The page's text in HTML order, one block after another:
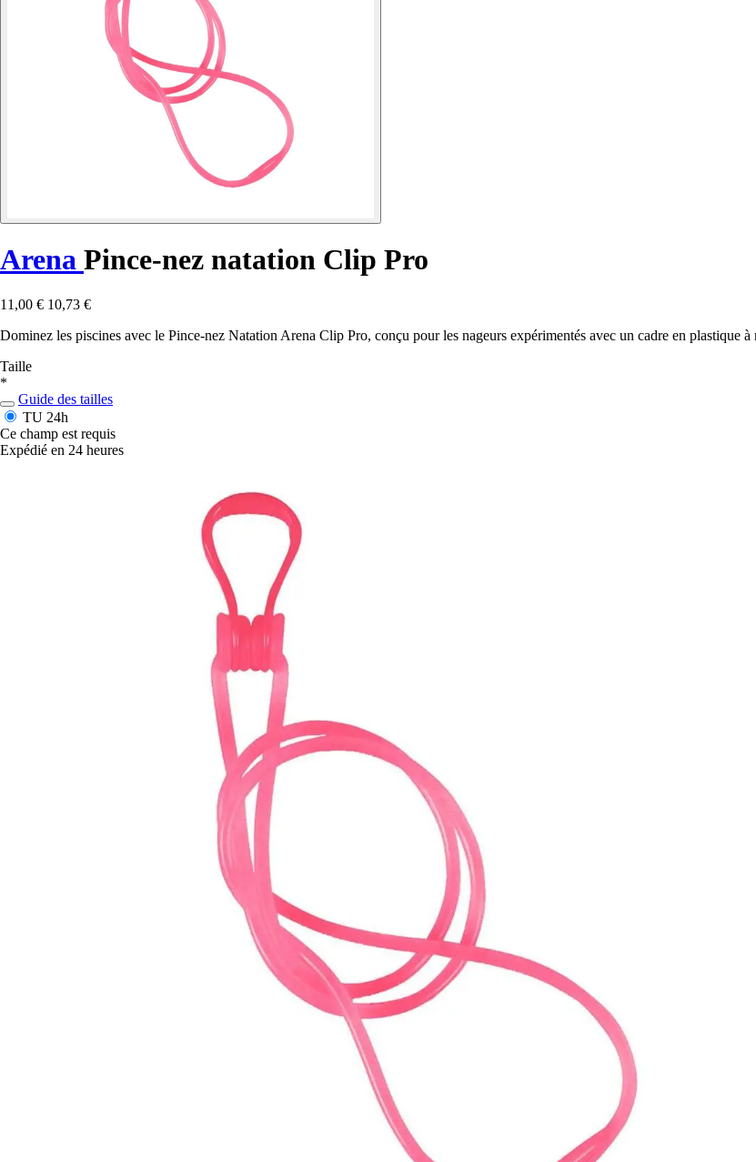
Arena Pince-nez natation Clip Pro
11,00 € 10,73 €
Dominez les piscines avec le Pince-nez Natation Arena Clip Pro, conçu pour les nageurs expérimentés avec un cadre en plastique à
Taille
*
Guide des tailles
TU 24h
Ce champ est requis
Expédié en 24 heures